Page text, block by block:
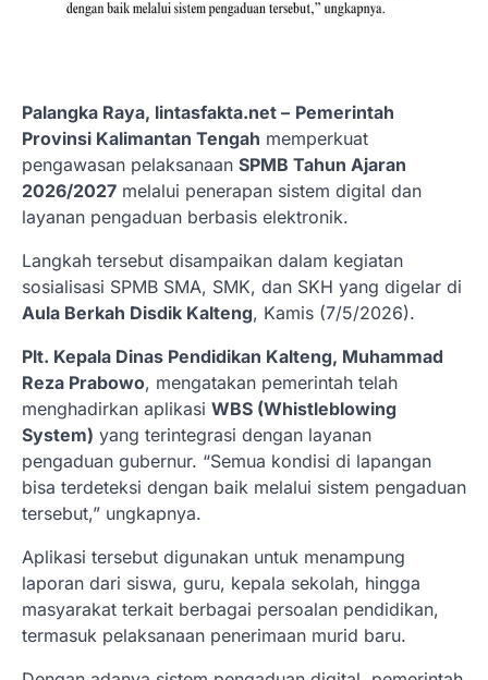
Palangka Raya, lintasfakta.net – Pemerintah
Provinsi Kalimantan Tengah memperkuat
pengawasan pelaksanaan SPMB Tahun Ajaran
2026/2027 melalui penerapan sistem digital dan
layanan pengaduan berbasis elektronik.
Langkah tersebut disampaikan dalam kegiatan
sosialisasi SPMB SMA, SMK, dan SKH yang digelar di
Aula Berkah Disdik Kalteng, Kamis (7/5/2026).
Plt. Kepala Dinas Pendidikan Kalteng, Muhammad
Reza Prabowo, mengatakan pemerintah telah
menghadirkan aplikasi WBS (Whistleblowing
System) yang terintegrasi dengan layanan
pengaduan gubernur. “Semua kondisi di lapangan
bisa terdeteksi dengan baik melalui sistem pengaduan
tersebut,” ungkapnya.
Aplikasi tersebut digunakan untuk menampung
laporan dari siswa, guru, kepala sekolah, hingga
masyarakat terkait berbagai persoalan pendidikan,
termasuk pelaksanaan penerimaan murid baru.